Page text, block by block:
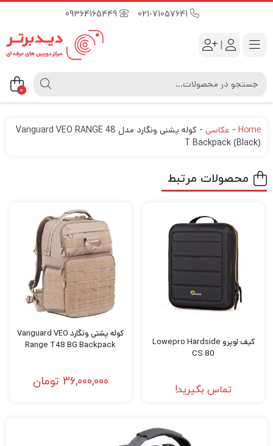
09364165449
|
0
Home
- عکاسی -
کوله پشنی ونگارد مدل Vanguard VEO RANGE 48
T Backpack (Black)
محصولات مرتبط
کیف لوپرو Lowepro Hardside
CS 80
تماس بگیرید!
کوله پشتی ونگارد Vanguard VEO
Range T48 BG Backpack
36,000,000 تومان